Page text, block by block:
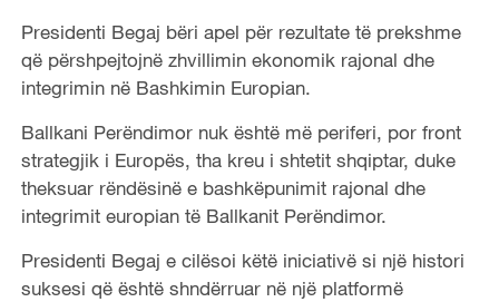
Presidenti Begaj bëri apel për rezultate të prekshme
që përshpejtojnë zhvillimin ekonomik rajonal dhe
integrimin në Bashkimin Europian.
Ballkani Perëndimor nuk është më periferi, por front
strategjik i Europës, tha kreu i shtetit shqiptar, duke
theksuar rëndësinë e bashkëpunimit rajonal dhe
integrimit europian të Ballkanit Perëndimor.
Presidenti Begaj e cilësoi këtë iniciativë si një histori
suksesi që është shndërruar në një platformë